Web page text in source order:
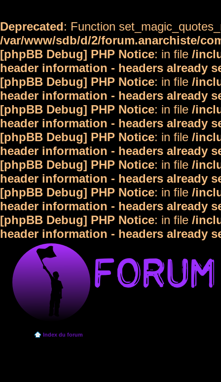
Deprecated: Function
/var/www/sdb/d/2/forum.anarchiste/
[phpBB Debug] PHP Notice: in file /
header information - headers already
[phpBB Debug] PHP Notice: in file /
header information - headers already
[phpBB Debug] PHP Notice: in file /
header information - headers already
[phpBB Debug] PHP Notice: in file /
header information - headers already
[phpBB Debug] PHP Notice: in file /
header information - headers already
[phpBB Debug] PHP Notice: in file /
header information - headers already
[phpBB Debug] PHP Notice: in file /
header information - headers already
Index du forum